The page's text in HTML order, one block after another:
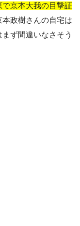
京本大我の目撃証
本政樹さんの自宅は
ず間違いなさそう